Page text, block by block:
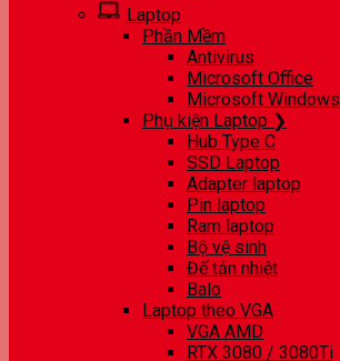
Laptop
Phần Mềm
Antivirus
Microsoft Office
Microsoft Windows
Phụ kiện Laptop ❯
Hub Type C
SSD Laptop
Adapter laptop
Pin laptop
Ram laptop
Bộ vệ sinh
Đế tản nhiệt
Balo
Laptop theo VGA
VGA AMD
RTX 3080 / 3080Ti